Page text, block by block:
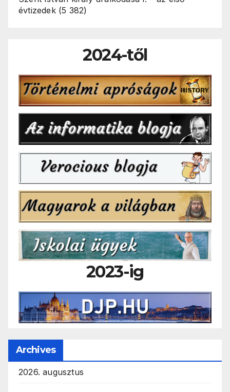
évtizedek (5 382)
2024-től
2023-ig
Archives
2026. augusztus